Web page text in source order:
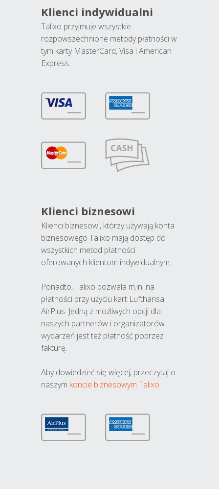
Klienci indywidualni
Talixo przyjmuje wszystkie
rozpowszechnione metody płatności w
tym karty MasterCard, Visa i American
Express.
Klienci biznesowi
Klienci biznesowi, którzy używają konta
biznesowego Talixo mają dostęp do
wszystkich metod płatności
oferowanych klientom indywidualnym.
Ponadto, Talixo pozwala m.in. na
płatności przy użyciu kart Lufthansa
AirPlus. Jedną z możliwych opcji dla
naszych partnerów i organizatorów
wydarzeń jest też płatność poprzez
fakturę.
Aby dowiedzieć się więcej, przeczytaj o
naszym koncie biznesowym Talixo